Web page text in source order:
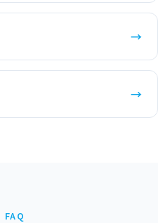
→
→
FAQ